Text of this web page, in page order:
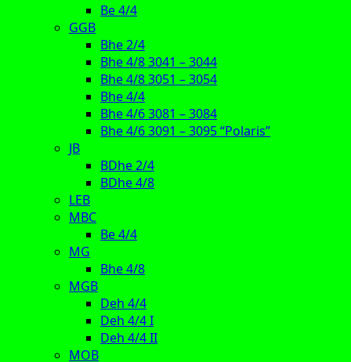
Be 4/4
GGB
Bhe 2/4
Bhe 4/8 3041 – 3044
Bhe 4/8 3051 – 3054
Bhe 4/4
Bhe 4/6 3081 – 3084
Bhe 4/6 3091 – 3095 “Polaris”
JB
BDhe 2/4
BDhe 4/8
LEB
MBC
Be 4/4
MG
Bhe 4/8
MGB
Deh 4/4
Deh 4/4 I
Deh 4/4 II
MOB